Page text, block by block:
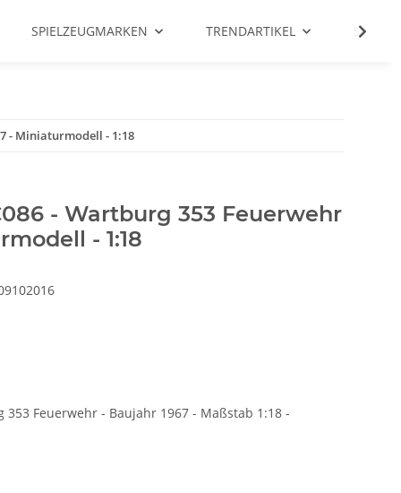
SPIELZEUGMARKEN TRENDARTIKEL SALE %
- Miniaturmodell - 1:18
- Wartburg 353 Feuerwehr
- 1:18
353 Feuerwehr - Baujahr 1967 - Maßstab 1:18 -